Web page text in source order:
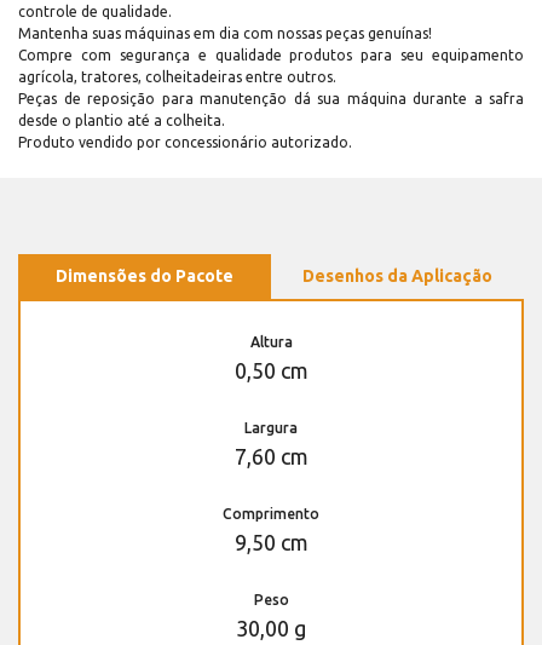
controle de qualidade.
Mantenha suas máquinas em dia com nossas peças genuínas!
Compre com segurança e qualidade produtos para seu equipamento
agrícola, tratores, colheitadeiras entre outros.
Peças de reposição para manutenção dá sua máquina durante a safra
desde o plantio até a colheita.
Produto vendido por concessionário autorizado.
Dimensões do Pacote Desenhos da Aplicação
Altura
0,50 cm
Largura
7,60 cm
Comprimento
9,50 cm
Peso
30,00 g